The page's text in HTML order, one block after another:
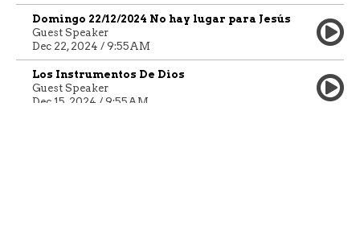
Domingo 22/12/2024 No hay lugar para Jesús
Guest Speaker
Dec 22, 2024 / 9:55AM
Los Instrumentos De Dios
Guest Speaker
Dec 15, 2024 / 9:55AM